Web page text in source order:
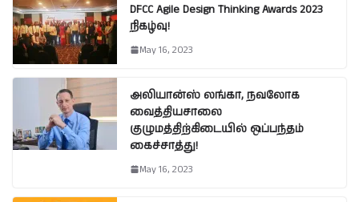
DFCC Agile Design Thinking Awards 2023
நிகழ்வு!
May 16, 2023
அலியான்ஸ் லங்கா, நவலோக
வைத்தியசாலை
குழுமத்திற்கிடையில் ஒப்பந்தம்
கைச்சாத்து!
May 16, 2023